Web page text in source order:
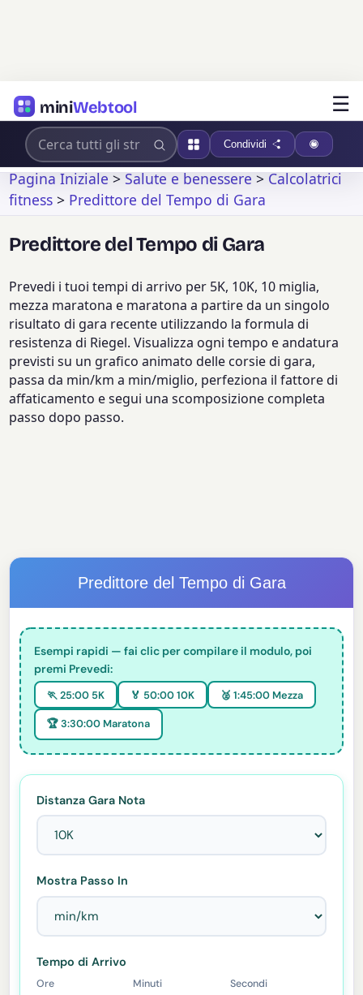
miniWebtool ☰
Condividi
Pagina Iniziale>Salute e benessere>Calcolatrici
fitness > Predittore del Tempo di Gara
Predittore del Tempo di Gara
Prevedi i tuoi tempi di arrivo per 5K, 10K, 10 miglia,
mezza maratona e maratona a partire da un singolo
risultato di gara recente utilizzando la formula di
resistenza di Riegel. Visualizza ogni tempo e andatura
previsti su un grafico animato delle corsie di gara,
passa da min/km a min/miglio, perfeziona il fattore di
affaticamento e segui una scomposizione completa
passo dopo passo.
Predittore del Tempo di Gara
Esempi rapidi — fai clic per compilare il modulo, poi
premi Prevedi:
🏃 25:00 5K 🏅 50:00 10K 🥈 1:45:00 Mezza
🏆 3:30:00 Maratona
Distanza Gara Nota
Mostra Passo In
Tempo di Arrivo
Ore Minuti Secondi